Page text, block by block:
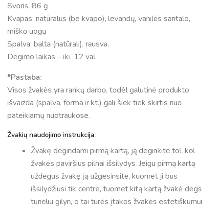
Svoris: 86 g
Kvapas: natūralus (be kvapo), levandų, vanilės santalo,
miško uogų
Spalva: balta (natūrali), rausva.
Degimo laikas – iki 12 val.
*Pastaba:
Visos žvakės yra rankų darbo, todėl galutinė produkto
išvaizda (spalva, forma ir kt.) gali šiek tiek skirtis nuo
pateikiamų nuotraukose.
Žvakių naudojimo instrukcija:
Žvakę degindami pirmą kartą, ją deginkite tol, kol
žvakės paviršius pilnai išsilydys. Jeigu pirmą kartą
uždegus žvakę ją užgesinsite, kuomet ji bus
išsilydžiusi tik centre, tuomet kitą kartą žvakė degs
tuneliu gilyn, o tai turės įtakos žvakės estetiškumui